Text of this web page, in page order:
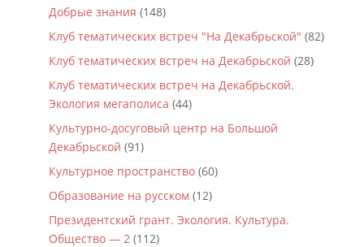
Добрые знания (148)
Клуб тематических встреч "На Декабрьской" (82)
Клуб тематических встреч на Декабрьской (28)
Клуб тематических встреч на Декабрьской.
Экология мегаполиса (44)
Культурно-досуговый центр на Большой
Декабрьской (91)
Культурное пространство(60)
Образование на русском (12)
Президентский грант. Экология. Культура.
Общество — 2(112)